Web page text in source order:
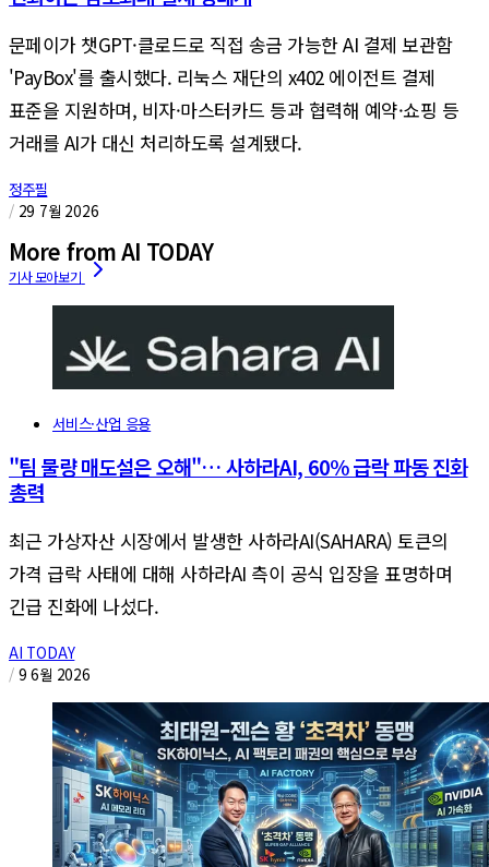
문페이가 챗GPT·클로드로 직접 송금 가능한 AI 결제 보관함
'PayBox'를 출시했다. 리눅스 재단의 x402 에이전트 결제
표준을 지원하며, 비자·마스터카드 등과 협력해 예약·쇼핑 등
거래를 AI가 대신 처리하도록 설계됐다.
정주필
/ 29 7월 2026
More from AI TODAY
서비스·산업 응용
"팀 물량 매도설은 오해"… 사하라AI, 60% 급락 파동 진화
총력
최근 가상자산 시장에서 발생한 사하라AI(SAHARA) 토큰의
가격 급락 사태에 대해 사하라AI 측이 공식 입장을 표명하며
긴급 진화에 나섰다.
AI TODAY
/ 9 6월 2026